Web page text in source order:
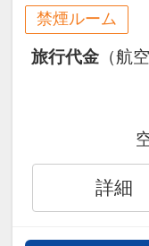
旅行期
泊・飛
フライ
JALグ
オプシ
約）が
禁煙ルーム
旅行代金 （航
詳細